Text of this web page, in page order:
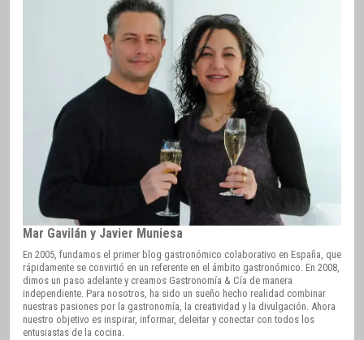
Mar Gavilán y Javier Muniesa
En 2005, fundamos el primer blog gastronómico colaborativo en España, que
rápidamente se convirtió en un referente en el ámbito gastronómico. En 2008,
dimos un paso adelante y creamos Gastronomía & Cía de manera
independiente. Para nosotros, ha sido un sueño hecho realidad combinar
nuestras pasiones por la gastronomía, la creatividad y la divulgación. Ahora
nuestro objetivo es inspirar, informar, deleitar y conectar con todos los
entusiastas de la cocina.